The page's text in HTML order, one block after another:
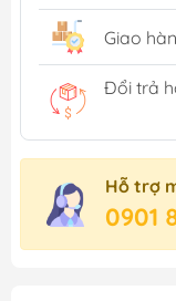
Giao
Đổi trả
Hỗ trợ
0901